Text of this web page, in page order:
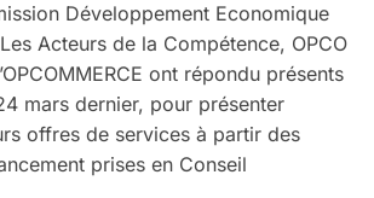
Développement Economique
Acteurs de la Compétence, OPCO
ont répondu présents
mars dernier, pour présenter
offres de services à partir des
prises en Conseil